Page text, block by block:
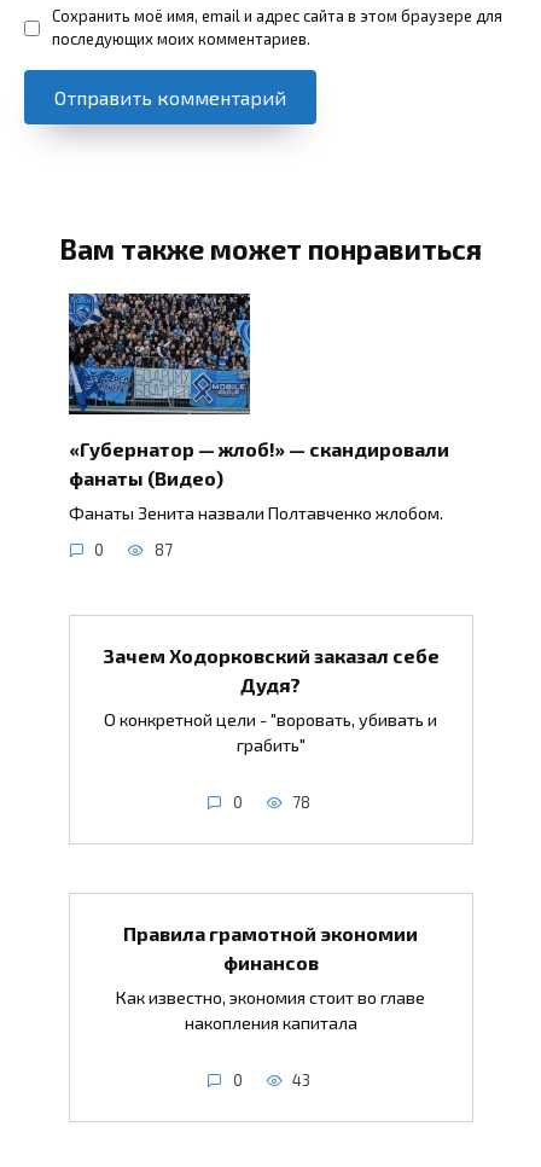
Сохранить моё имя, email и адрес сайта в этом браузере для
последующих моих комментариев.
Вам также может понравиться
«Губернатор — жлоб!» — скандировали
фанаты (Видео)
Фанаты Зенита назвали Полтавченко жлобом.
0 87
Зачем Ходорковский заказал себе
Дудя?
О конкретной цели - "воровать, убивать и
грабить"
0 78
Правила грамотной экономии
финансов
Как известно, экономия стоит во главе
накопления капитала
0 43